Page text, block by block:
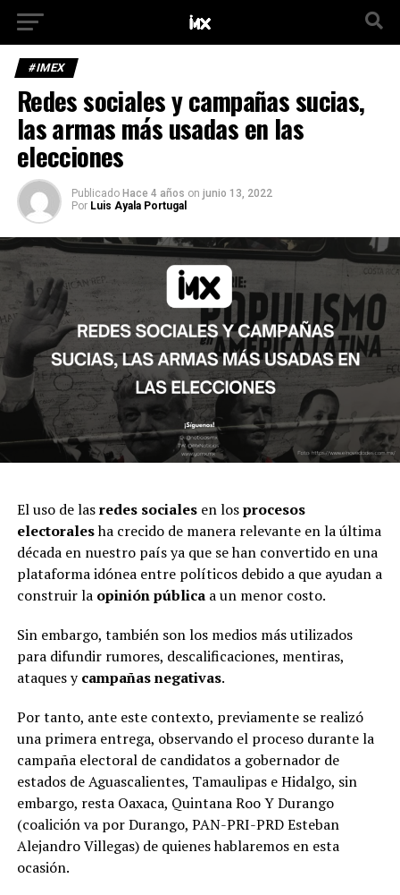
#IMEX
Redes sociales y campañas sucias,
las armas más usadas en las
elecciones
Publicado Hace 4 años on junio 13, 2022
Por Luis Ayala Portugal
El uso de lasredes socialesen losprocesos
electoralesha crecido de manera relevante en la última
década en nuestro país ya que se han convertido en una
plataforma idónea entre políticos debido a que ayudan a
construir laopinión públicaa un menor costo.
Sin embargo, también son los medios más utilizados
para difundir rumores, descalificaciones, mentiras,
ataques ycampañas negativas.
Por tanto, ante este contexto, previamente se realizó
una primera entrega, observando el proceso durante la
campaña electoral de candidatos a gobernador de
estados de Aguascalientes, Tamaulipas e Hidalgo, sin
embargo, resta Oaxaca, Quintana Roo Y Durango
(coalición va por Durango, PAN-PRI-PRD Esteban
Alejandro Villegas) de quienes hablaremos en esta
ocasión.